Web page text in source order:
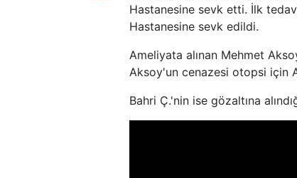
Hastanesine sevk etti. İlk
Hastanesine sevk edildi.
Ameliyata alınan Mehmet
Aksoy'un cenazesi otopsi için
Bahri Ç.'nin ise gözaltına